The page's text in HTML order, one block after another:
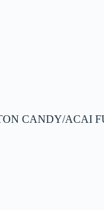
CANDY/ACAI